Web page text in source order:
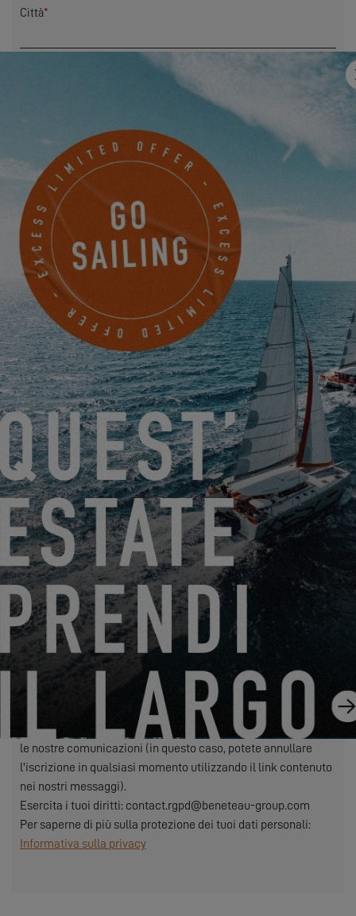
Città*
Telefono
Qualcosa da condividere con noi?
Desidero ricevere per via elettronica notizie, eventi e
offerte di EXCESS.
Friendly Captcha
Il trattamento della vostra richiesta comporta il trasferimento
dei dati personali inseriti nei campi obbligatori di questo
modulo al concessionario da voi selezionato, affinché possa
contattarvi. Cliccando sul pulsante “SEND”, confermate il
vostro consenso al trasferimento di tali dati.
SEND
EXCESS si riferisce a Construction Navale Bordeaux in
qualità di responsabile del trattamento dei dati. I vostri dati
personali sono trattati per rispondere alle vostre richieste,
gestire il nostro rapporto con voi e, se lo avete scelto, inviarvi
le nostre comunicazioni (in questo caso, potete annullare
l'iscrizione in qualsiasi momento utilizzando il link contenuto
nei nostri messaggi).
Esercita i tuoi diritti: contact.rgpd@beneteau-group.com
Per saperne di più sulla protezione dei tuoi dati personali:
Informativa sulla privacy